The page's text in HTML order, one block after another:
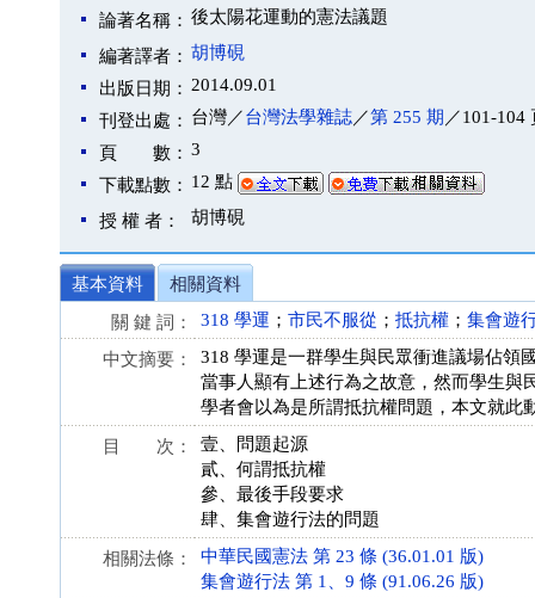
論著名稱： 後太陽花運動的憲法議題
編著譯者： 胡博硯
出版日期： 2014.09.01
刊登出處： 台灣／台灣法學雜誌／第 255 期 ／101-104
頁 數： 3
下載點數： 12 點
授 權 者： 胡博硯
基本資料
相關資料
關 鍵 詞：
318 學運 ； 市民不服從 ； 抵抗權 ； 集會遊
中文摘要：
318 學運是一群學生與民眾衝進議場佔領
當事人顯有上述行為之故意，然而學生與
學者會以為是所謂抵抗權問題，本文就此
目 次：
壹、問題起源
貳、何謂抵抗權
參、最後手段要求
肆、集會遊行法的問題
相關法條：
中華民國憲法 第 23 條 (36.01.01 版)
集會遊行法 第 1、9 條 (91.06.26 版)